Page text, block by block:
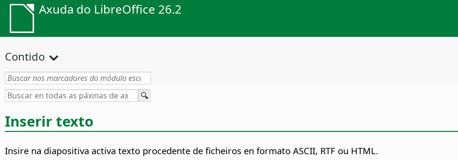
Axuda do LibreOffice 26.2
Contido
Inserir texto
Insire na diapositiva activa texto procedente de ficheiros en formato ASCII, RTF ou HTML.